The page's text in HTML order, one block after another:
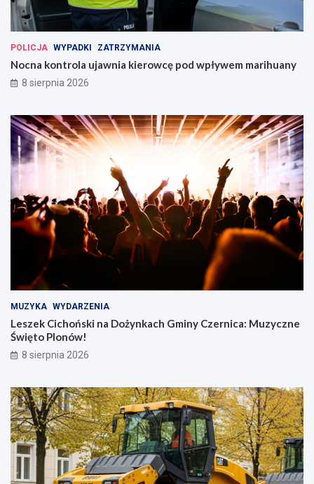
POLICJA WYPADKI ZATRZYMANIA
Nocna kontrola ujawnia kierowcę pod wpływem marihuany
8 sierpnia 2026
MUZYKA WYDARZENIA
Leszek Cichoński na Dożynkach Gminy Czernica: Muzyczne
Święto Plonów!
8 sierpnia 2026